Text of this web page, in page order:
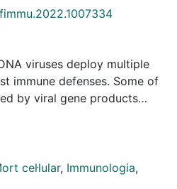
viruses deploy multiple
immune defenses. Some of
by viral gene products
transfer from the
(PD-1) receptor and its
play a pivotal role
and regulating immune
cel·lular, Immunologia,